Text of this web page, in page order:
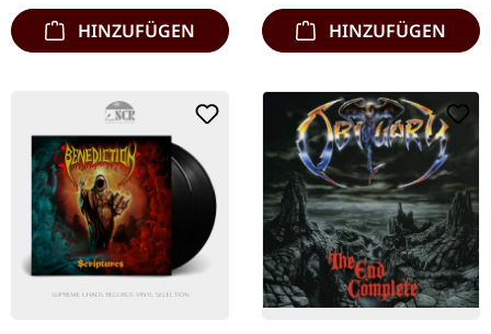
HINZUFÜGEN HINZUFÜGEN